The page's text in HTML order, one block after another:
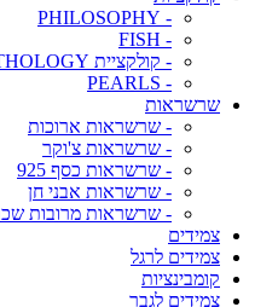
- PHILOSOPHY
- FISH
- קולקציית MYTHOLOGY
- PEARLS
שרשראות
- שרשראות ארוכות
- שרשראות צ'וקר
- שרשראות כסף 925
- שרשראות אבני חן
- שרשראות מרובות
צמידים
צמידים לרגל
קומבינציות
צמידים לגבר